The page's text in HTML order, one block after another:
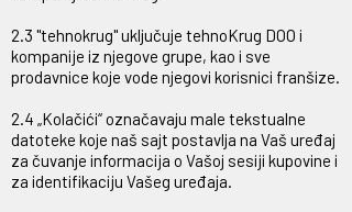
2.3 "tehnokrug" uključuje tehnoKrug DOO i
kompanije iz njegove grupe, kao i sve
prodavnice koje vode njegovi korisnici franšize.
2.4 „Kolačići“ označavaju male tekstualne
datoteke koje naš sajt postavlja na Vaš uređaj
za čuvanje informacija o Vašoj sesiji kupovine i
za identifikaciju Vašeg uređaja.